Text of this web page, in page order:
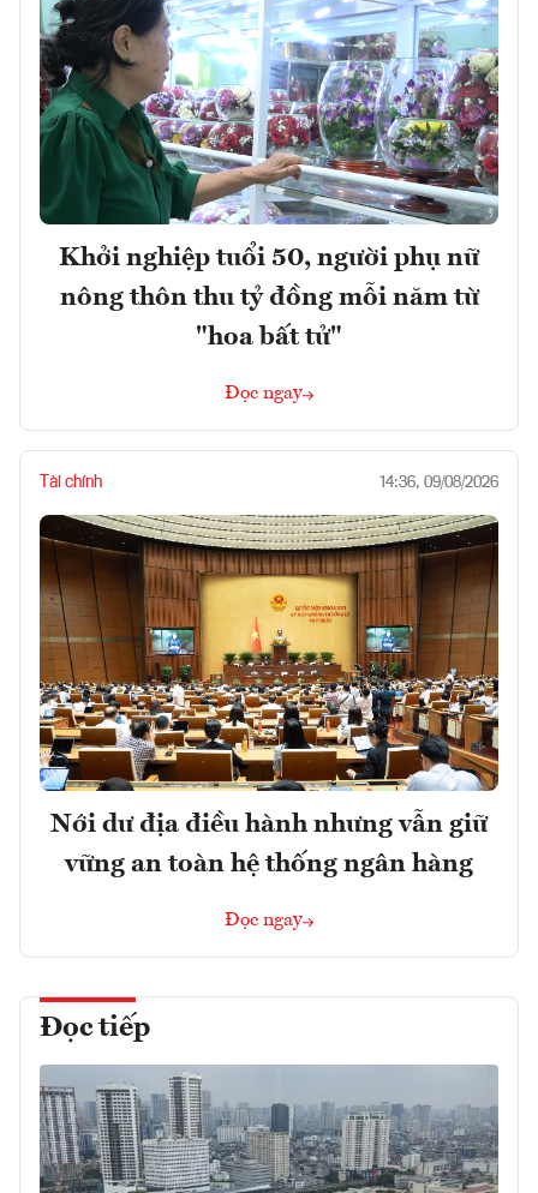
Khởi nghiệp tuổi 50, người phụ nữ
nông thôn thu tỷ đồng mỗi năm từ
"hoa bất tử"
Đọc ngay
Tài chính 14:36, 09/08/2026
Nới dư địa điều hành nhưng vẫn giữ
vững an toàn hệ thống ngân hàng
Đọc ngay
Đọc tiếp